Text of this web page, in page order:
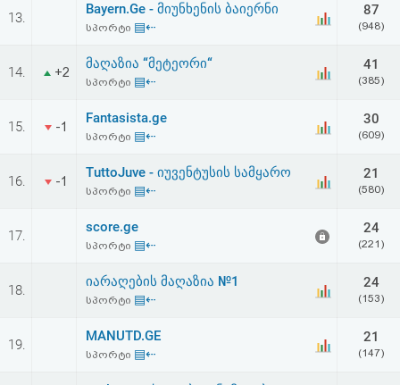
13.
Bayern.Ge - მიუნხენის ბაიერნი
სპორტი ▤⇠
87
(948)
14. +2
მაღაზია “მეტეორი“
სპორტი ▤⇠
41
(385)
15. -1
Fantasista.ge
სპორტი ▤⇠
30
(609)
16. -1
TuttoJuve - იუვენტუსის სამყარო
სპორტი ▤⇠
21
(580)
17.
score.ge
სპორტი ▤⇠
24
(221)
18.
იარაღების მაღაზია №1
სპორტი ▤⇠
24
(153)
19.
MANUTD.GE
სპორტი ▤⇠
21
(147)